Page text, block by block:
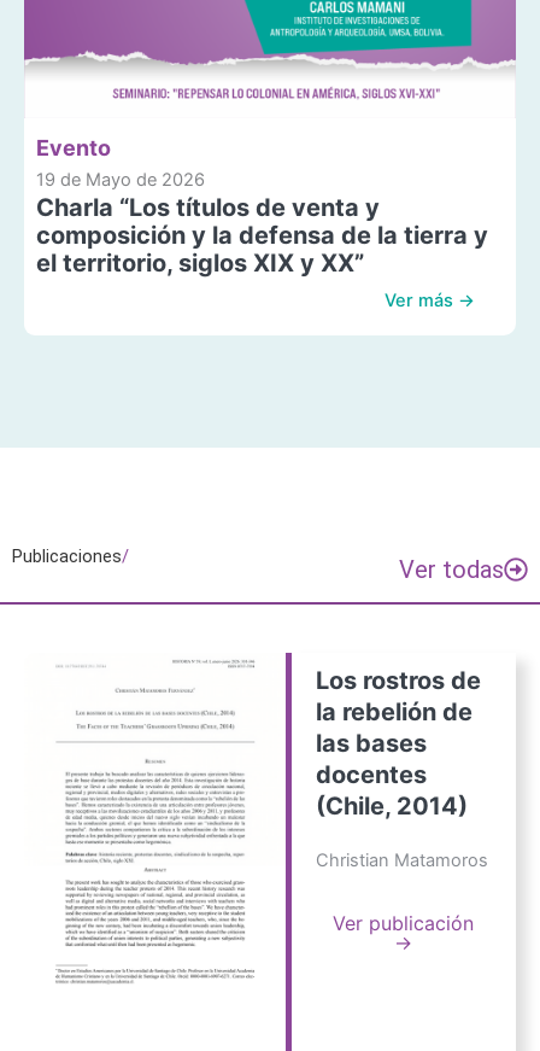
Evento
19 de Mayo de 2026
Charla “Los títulos de venta y
composición y la defensa de la tierra y
el territorio, siglos XIX y XX”
Ver más →
Publicaciones/ Ver todas
Los rostros de
la rebelión de
las bases
docentes
(Chile, 2014)
Christian Matamoros
Ver publicación
→